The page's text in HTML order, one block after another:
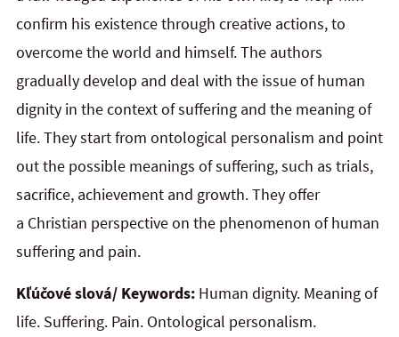
confirm his existence through creative actions, to
overcome the world and himself. The authors
gradually develop and deal with the issue of human
dignity in the context of suffering and the meaning of
life. They start from ontological personalism and point
out the possible meanings of suffering, such as trials,
sacrifice, achievement and growth. They offer
a Christian perspective on the phenomenon of human
suffering and pain.
Kľúčové slová/ Keywords: Human dignity. Meaning of
life. Suffering. Pain. Ontological personalism.